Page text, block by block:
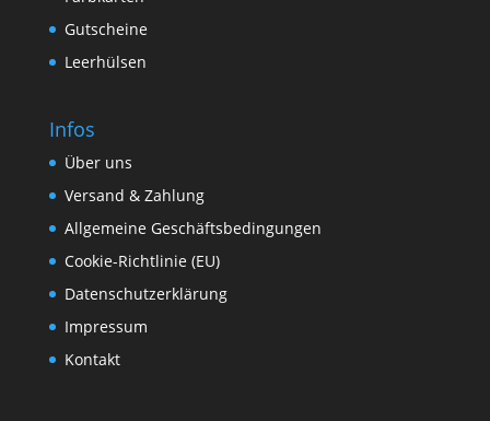
Gutscheine
Leerhülsen
Infos
Über uns
Versand & Zahlung
Allgemeine Geschäftsbedingungen
Cookie-Richtlinie (EU)
Datenschutzerklärung
Impressum
Kontakt